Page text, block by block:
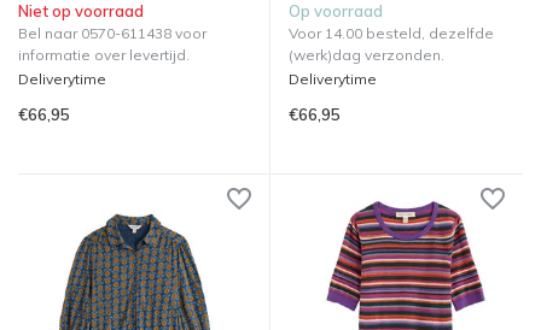
Niet op voorraad
Bel naar 0570-611438 voor
informatie over levertijd.
Deliverytime
€66,95
Op voorraad
Voor 14.00 besteld, dezelfde
(werk)dag verzonden.
Deliverytime
€66,95